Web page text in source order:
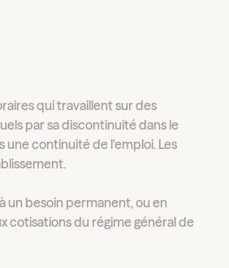
qui travaillent sur des
par sa discontinuité dans le
une continuité de l'emploi. Les
un besoin permanent, ou en
cotisations du régime général de